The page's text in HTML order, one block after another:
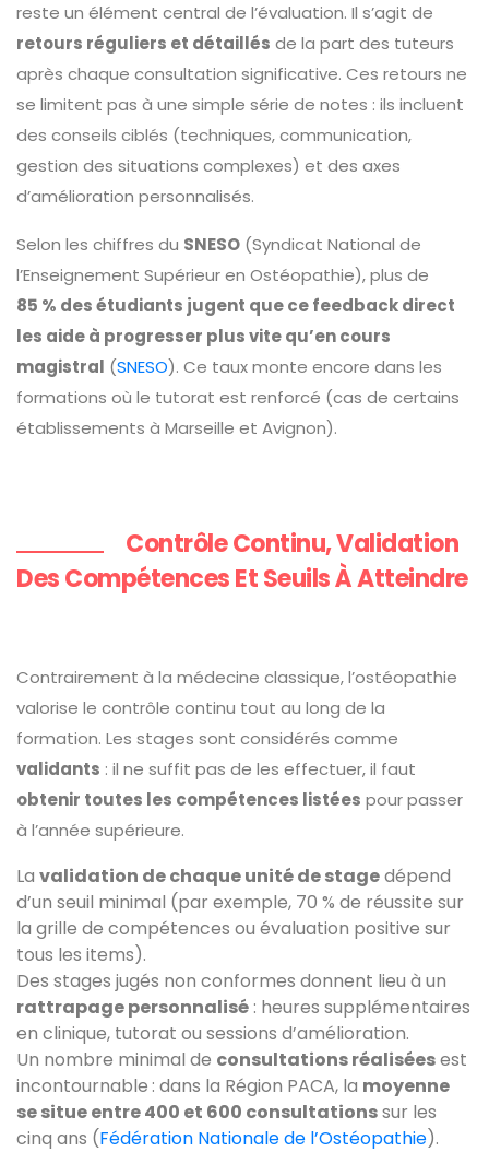
reste un élément central de l’évaluation. Il s’agit de
retours réguliers et détaillés de la part des tuteurs
après chaque consultation significative. Ces retours ne
se limitent pas à une simple série de notes : ils incluent
des conseils ciblés (techniques, communication,
gestion des situations complexes) et des axes
d’amélioration personnalisés.
Selon les chiffres du SNESO (Syndicat National de
l’Enseignement Supérieur en Ostéopathie), plus de
85 % des étudiants jugent que ce feedback direct
les aide à progresser plus vite qu’en cours
magistral (SNESO). Ce taux monte encore dans les
formations où le tutorat est renforcé (cas de certains
établissements à Marseille et Avignon).
Contrôle Continu, Validation
Des Compétences Et Seuils À Atteindre
Contrairement à la médecine classique, l’ostéopathie
valorise le contrôle continu tout au long de la
formation. Les stages sont considérés comme
validants : il ne suffit pas de les effectuer, il faut
obtenir toutes les compétences listées pour passer
à l’année supérieure.
La validation de chaque unité de stagedépend
d’un seuil minimal (par exemple, 70 % de réussite sur
la grille de compétences ou évaluation positive sur
tous les items).
Des stages jugés non conformes donnent lieu à un
rattrapage personnalisé : heures supplémentaires
en clinique, tutorat ou sessions d’amélioration.
Un nombre minimal de consultations réaliséesest
incontournable : dans la Région PACA, la moyenne
se situe entre 400 et 600 consultationssur les
cinq ans (Fédération Nationale de l’Ostéopathie).